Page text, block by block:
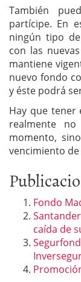
También
partícipe. En
ningún tipo
con las
mantiene
nuevo fondo
y éste podrá
Hay que
realmente
momento,
vencimiento
Fondo
caída de